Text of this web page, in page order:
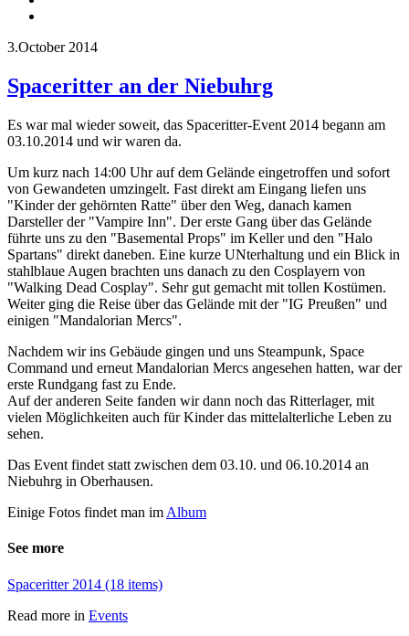
3.October 2014
Spaceritter an der Niebuhrg
Es war mal wieder soweit, das Spaceritter-Event 2014 begann am
03.10.2014 und wir waren da.
Um kurz nach 14:00 Uhr auf dem Gelände eingetroffen und sofort
von Gewandeten umzingelt. Fast direkt am Eingang liefen uns
"Kinder der gehörnten Ratte" über den Weg, danach kamen
Darsteller der "Vampire Inn". Der erste Gang über das Gelände
führte uns zu den "Basemental Props" im Keller und den "Halo
Spartans" direkt daneben. Eine kurze UNterhaltung und ein Blick in
stahlblaue Augen brachten uns danach zu den Cosplayern von
"Walking Dead Cosplay". Sehr gut gemacht mit tollen Kostümen.
Weiter ging die Reise über das Gelände mit der "IG Preußen" und
einigen "Mandalorian Mercs".
Nachdem wir ins Gebäude gingen und uns Steampunk, Space
Command und erneut Mandalorian Mercs angesehen hatten, war der
erste Rundgang fast zu Ende.
Auf der anderen Seite fanden wir dann noch das Ritterlager, mit
vielen Möglichkeiten auch für Kinder das mittelalterliche Leben zu
sehen.
Das Event findet statt zwischen dem 03.10. und 06.10.2014 an
Niebuhrg in Oberhausen.
Einige Fotos findet man im Album
See more
Spaceritter 2014 (18 items)
Read more in Events